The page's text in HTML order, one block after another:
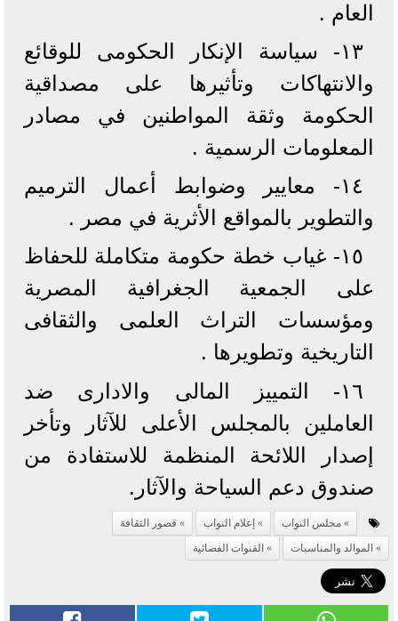
العام .
١٣- سياسة الإنكار الحكومى للوقائع
والانتهاكات وتأثيرها على مصداقية
الحكومة وثقة المواطنين في مصادر
المعلومات الرسمية .
١٤- معايير وضوابط أعمال الترميم
والتطوير بالمواقع الأثرية في مصر .
١٥- غياب خطة حكومة متكاملة للحفاظ
على الجمعية الجغرافية المصرية
ومؤسسات التراث العلمى والثقافى
التاريخية وتطويرها .
١٦- التمييز المالى والادارى ضد
العاملين بالمجلس الأعلى للآثار وتأخر
إصدار اللائحة المنظمة للاستفادة من
صندوق دعم السياحة والآثار.
مجلس النواب إعلام النواب
قصور الثقافة
الموالد والمناسبات
القنوات الفضائية